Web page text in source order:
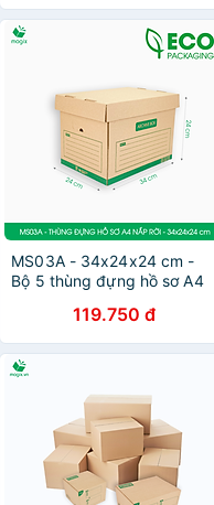
MS03A - 34x24x24 cm -
Bộ 5 thùng đựng hồ sơ A4
119.750 đ